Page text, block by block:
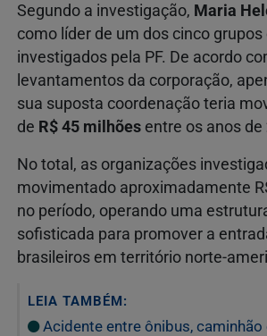
Segundo a investigação, Maria
como líder de um dos cinco
investigados pela PF. De acordo
levantamentos da corporação,
sua suposta coordenação teria
de R$ 45 milhões entre os anos de
No total, as organizações
movimentado aproximadamente
no período, operando uma
sofisticada para promover a
brasileiros em território norte-
LEIA TAMBÉM:
Acidente entre ônibus, caminhão